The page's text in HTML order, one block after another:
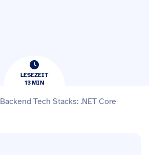
LESEZEIT
13​​MIN
Backend Tech Stacks: .NET Core